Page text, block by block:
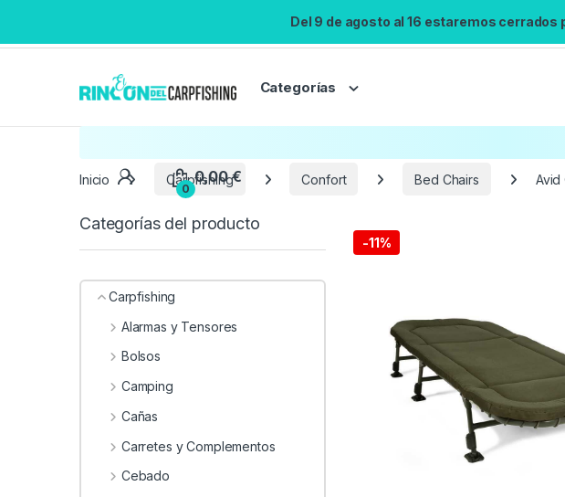
Del 9 de agosto al 16 estaremos cerrados
Categorías
No se
Inicio Carpfishing Confort Bed Chairs Avid
-11%
Categorías del producto
Carpfishing
Alarmas y Tensores
Bolsos
Camping
Cañas
Carretes y Complementos
Cebado